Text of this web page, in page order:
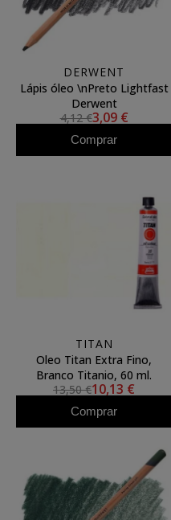
DERWENT
Lápis óleo \nPreto Lightfast
Derwent
4,12 €3,09 €
Comprar
TITAN
Oleo Titan Extra Fino,
Branco Titanio, 60 ml.
13,50 €10,13 €
Comprar